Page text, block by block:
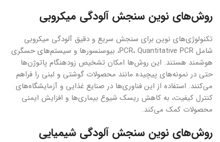
روش‌های نوین سنجش آلودگی میکروبی
تکنولوژی‌های نوین برای سنجش سریع و دقیق آلودگی میکروبی
شامل PCR، Quantitative PCR، بیوسنسورها و سیستم‌های حسگری
هوشمند هستند. این روش‌ها امکان تشخیص زودهنگام پاتوژن‌ها
حتی در نمونه‌های پیچیده مانند محصولات گوشتی و لبنی را فراهم
می‌کنند. استفاده از این فناوری‌ها در صنایع غذایی و آزمایشگاه‌های
کنترل کیفیت، به کاهش ریسک شیوع بیماری‌ها و افزایش ایمنی
محصولات کمک می‌کند.
روش‌های نوین سنجش آلودگی شیمیایی